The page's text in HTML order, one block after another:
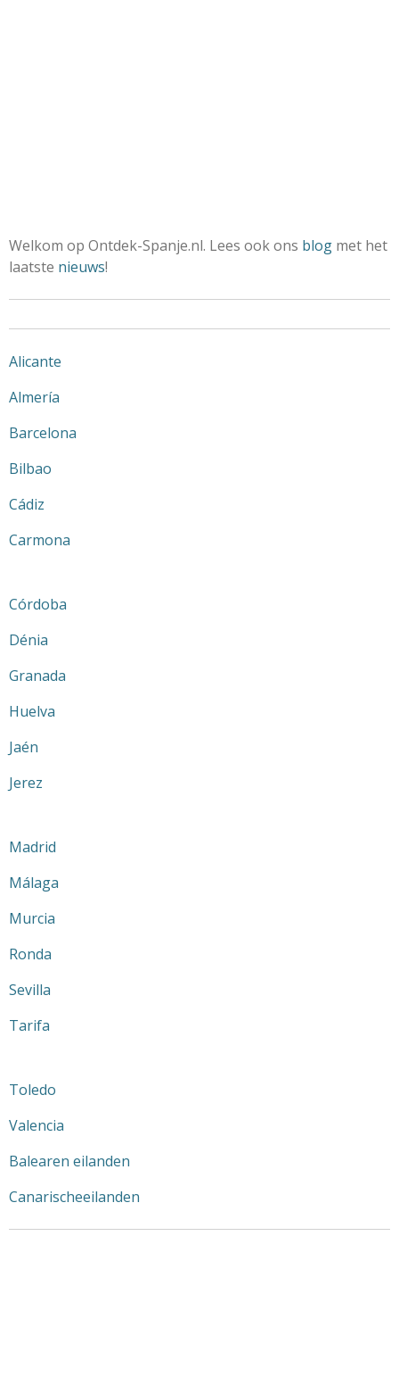
Welkom op Ontdek-Spanje.nl. Lees ook ons blog met het
laatste nieuws!
Alicante
Almería
Barcelona
Bilbao
Cádiz
Carmona
Córdoba
Dénia
Granada
Huelva
Jaén
Jerez
Madrid
Málaga
Murcia
Ronda
Sevilla
Tarifa
Toledo
Valencia
Balearen eilanden
Canarischeeilanden